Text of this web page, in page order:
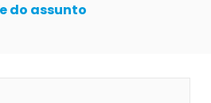
do assunto